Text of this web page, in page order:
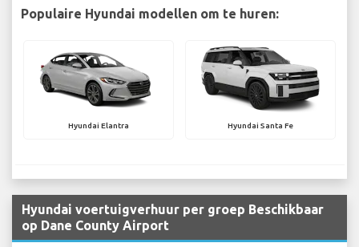
Populaire Hyundai modellen om te huren:
Hyundai Elantra Hyundai Santa Fe
Hyundai voertuigverhuur per groep Beschikbaar
op Dane County Airport